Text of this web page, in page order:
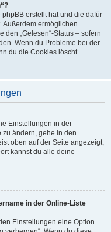
phpBB erstellt hat und die dafür
Außerdem ermöglichen
„Gelesen“-Status – sofern
Wenn du Probleme bei der
du die Cookies löscht.
Einstellungen in der
zu ändern, gehe in den
oben auf der Seite angezeigt,
kannst du alle deine
in der Online-Liste
Einstellungen eine Option